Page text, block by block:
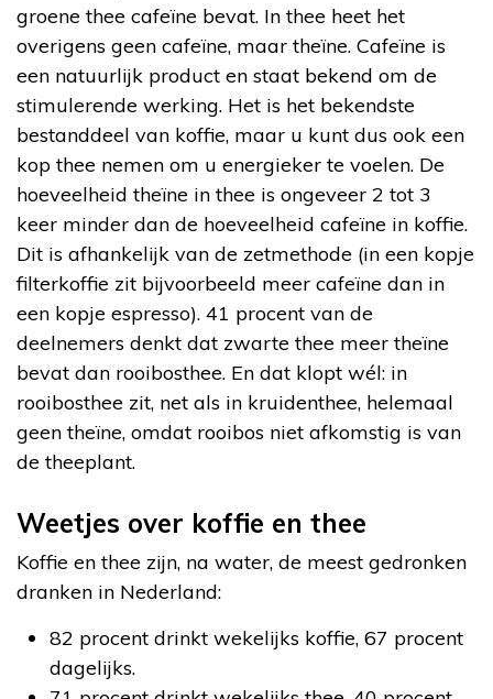
groene thee cafeïne bevat. In thee heet het
overigens geen cafeïne, maar theïne. Cafeïne is
een natuurlijk product en staat bekend om de
stimulerende werking. Het is het bekendste
bestanddeel van koffie, maar u kunt dus ook een
kop thee nemen om u energieker te voelen. De
hoeveelheid theïne in thee is ongeveer 2 tot 3
keer minder dan de hoeveelheid cafeïne in koffie.
Dit is afhankelijk van de zetmethode (in een kopje
filterkoffie zit bijvoorbeeld meer cafeïne dan in
een kopje espresso). 41 procent van de
deelnemers denkt dat zwarte thee meer theïne
bevat dan rooibosthee. En dat klopt wél: in
rooibosthee zit, net als in kruidenthee, helemaal
geen theïne, omdat rooibos niet afkomstig is van
de theeplant.
Weetjes over koffie en thee
Koffie en thee zijn, na water, de meest gedronken
dranken in Nederland:
82 procent drinkt wekelijks koffie, 67 procent
dagelijks.